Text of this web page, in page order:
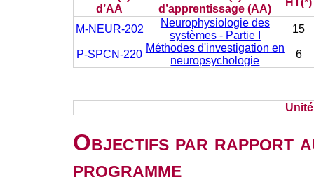
d’AA
d’apprentissage (AA)
HT(*)
M-NEUR-202
Neurophysiologie des
systèmes - Partie I
15
P-SPCN-220
Méthodes d'investigation en
neuropsychologie
6
Objectifs par rapport
programme